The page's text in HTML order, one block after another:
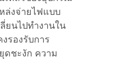
ล่งจ่ายไฟแบบ
ยนไปทำงานใน
รองรับการ
ดชะงัก ความ